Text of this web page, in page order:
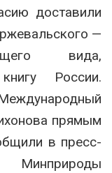
доставили
—
вида,
России.
прямым
в пресс-
Минприроды